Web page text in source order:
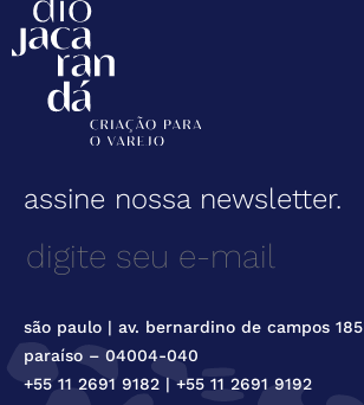
assine nossa newsletter.
são paulo | av. bernardino de campos 185
paraíso – 04004-040
+55 11 2691 9182 | +55 11 2691 9192